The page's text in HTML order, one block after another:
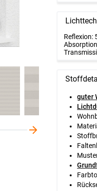
Reflexion:
guter